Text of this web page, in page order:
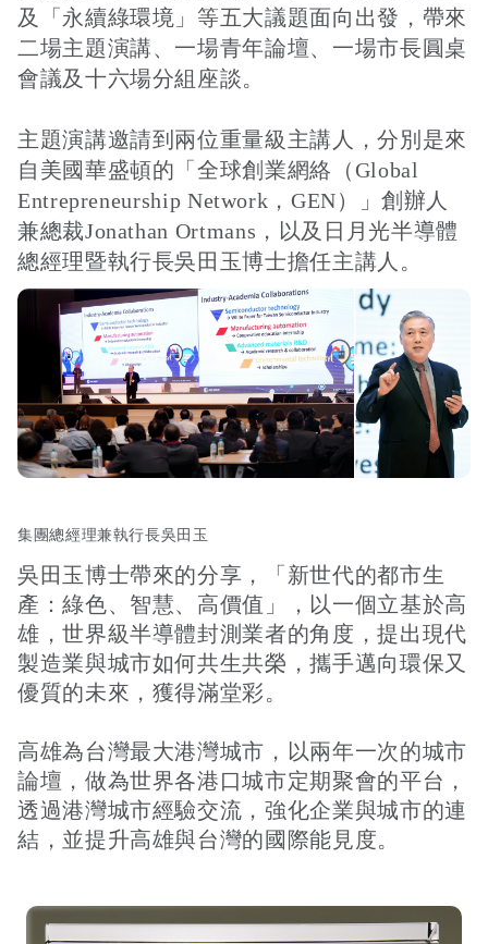
鐵道交通
鐵道立體化
捷運
接受及支付捐補助名冊
工作計畫及經費預算
誠信經營規範
及「永續綠環境」等五大議題面向出發，帶來
二場主題演講、一場青年論壇、一場市長圓桌
會議及十六場分組座談。
主題演講邀請到兩位重量級主講人，分別是來
自美國華盛頓的「全球創業網絡（Global
Entrepreneurship Network，GEN）」創辦人
兼總裁Jonathan Ortmans，以及日月光半導體
總經理暨執行長吳田玉博士擔任主講人。
集團總經理兼執行長吳田玉
吳田玉博士帶來的分享，「新世代的都市生
產：綠色、智慧、高價值」，以一個立基於高
雄，世界級半導體封測業者的角度，提出現代
製造業與城市如何共生共榮，攜手邁向環保又
優質的未來，獲得滿堂彩。
高雄為台灣最大港灣城市，以兩年一次的城市
論壇，做為世界各港口城市定期聚會的平台，
透過港灣城市經驗交流，強化企業與城市的連
結，並提升高雄與台灣的國際能見度。